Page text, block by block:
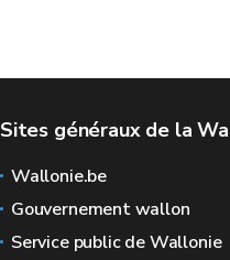
Sites généraux de la
Wallonie.be
Gouvernement wallon
Service public de Wallonie